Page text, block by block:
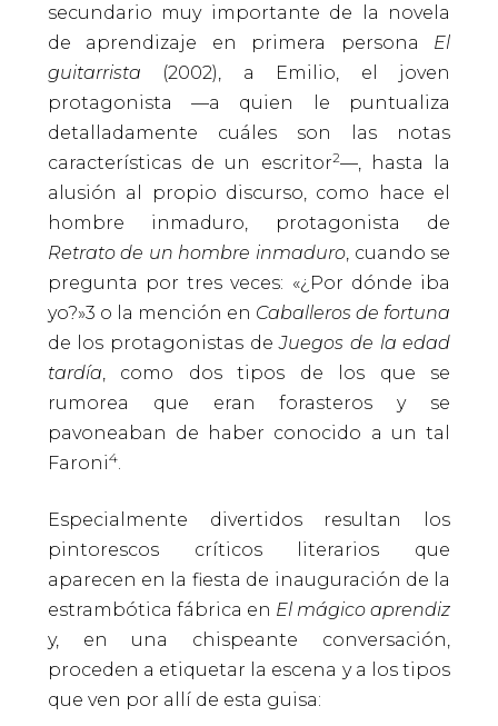
secundario muy importante de la novela
de aprendizaje en primera persona El
guitarrista (2002), a Emilio, el joven
protagonista —a quien le puntualiza
detalladamente cuáles son las notas
características de un escritor2—, hasta la
alusión al propio discurso, como hace el
hombre inmaduro, protagonista de
Retrato de un hombre inmaduro , cuando se
pregunta por tres veces: «¿Por dónde iba
yo?»3 o la mención en Caballeros de fortuna
de los protagonistas deJuegos de la edad
tardía , como dos tipos de los que se
rumorea que eran forasteros y se
pavoneaban de haber conocido a un tal
Faroni4.
Especialmente divertidos resultan los
pintorescos críticos literarios que
aparecen en la fiesta de inauguración de la
estrambótica fábrica en El mágico aprendiz
y, en una chispeante conversación,
proceden a etiquetar la escena y a los tipos
que ven por allí de esta guisa: